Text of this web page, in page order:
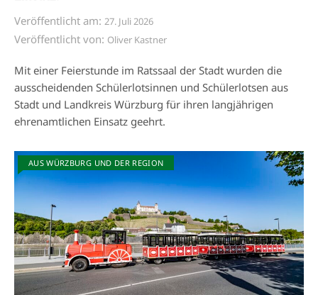
Veröffentlicht am: 27. Juli 2026
Veröffentlicht von: Oliver Kastner
Mit einer Feierstunde im Ratssaal der Stadt wurden die
ausscheidenden Schülerlotsinnen und Schülerlotsen aus
Stadt und Landkreis Würzburg für ihren langjährigen
ehrenamtlichen Einsatz geehrt.
AUS WÜRZBURG UND DER REGION